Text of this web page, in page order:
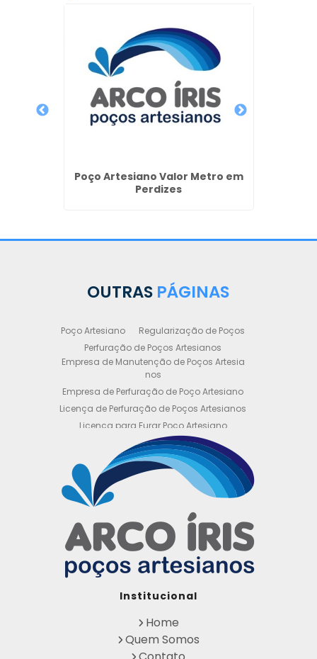
Poço Artesiano Valor Metro em
Perdizes
OUTRAS PÁGINAS
Poço Artesiano
Regularização de Poços
Perfuração de Poços Artesianos
Empresa de Manutenção de Poços Artesia
nos
Empresa de Perfuração de Poço Artesiano
Licença de Perfuração de Poços Artesianos
Licença para Furar Poço Artesiano
Licença para Perfuração de Poço Artesiano
Licença para Poço Semi Artesiano
Manutenção de Poço Semi Artesiano
Manutenção Preventiva de Poços Artesiano
Obtenha sua Licença de Perfuração de Poç
o Artesiano
Orçamento de Poço Semi Artesiano
Orçamento para Perfuração de Poço Artesi
ano
Outorga DAEE para Poço Artesiano
cos
nos
Institucional
Home
Quem Somos